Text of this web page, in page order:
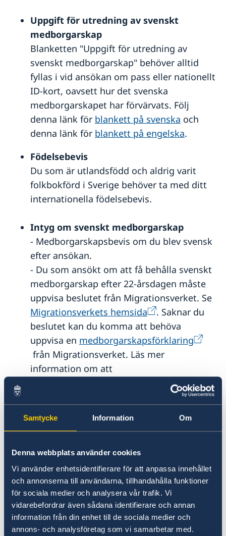
Samtycke Information Om
Denna webbplats använder cookies
Vi använder enhetsidentifierare för att anpassa innehållet
och annonserna till användarna, tillhandahålla funktioner
för sociala medier och analysera vår trafik. Vi
vidarebefordrar även sådana identifierare och annan
information från din enhet till de sociala medier och
annons- och analysföretag som vi samarbetar med.
Uppgift för utredning av svenskt
medborgarskap
Blanketten "Uppgift för utredning av
svenskt medborgarskap" behöver alltid
fyllas i vid ansökan om pass eller nationellt
ID-kort, oavsett hur det svenska
medborgarskapet har förvärvats. Följ
denna länk för blankett på svenska och
denna länk för blankett på engelska.
Födelsebevis
Du som är utlandsfödd och aldrig varit
folkbokförd i Sverige behöver ta med ditt
internationella födelsebevis.
Intyg om svenskt medborgarskap
- Medborgarskapsbevis om du blev svensk
efter ansökan.
- Du som ansökt om att få behålla svenskt
medborgarskap efter 22-årsdagen måste
uppvisa beslutet från Migrationsverket. Se
Migrationsverkets hemsida
. Saknar du
beslutet kan du komma att behöva
uppvisa en medborgarskapsförklaring
från Migrationsverket. Läs mer
information om att
. Tänk på
att Migrationsverket kan ha långa
kontakta dem i god tid.
Utländskt pass/ID-kort – om du har
ytterligare medborgarskap än det svenska.
Ambassaden kan i vissa fall kräva
ytterligare handlingar för att fastställa
medborgarskap. Vilka handlingar